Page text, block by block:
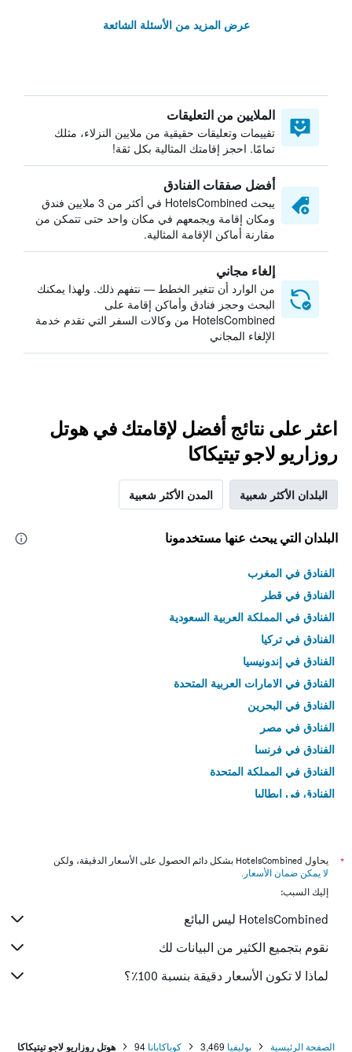
عرض المزيد من الأسئلة الشائعة
الملايين من التعليقات
تقييمات وتعليقات حقيقية من ملايين النزلاء، مثلك
تمامًا. احجز إقامتك المثالية بكل ثقة!
أفضل صفقات الفنادق
يبحث HotelsCombined في أكثر من 3 ملايين فندق
ومكان إقامة ويجمعهم في مكان واحد حتى تتمكن من
مقارنة أماكن الإقامة المثالية.
إلغاء مجاني
من الوارد أن تتغير الخطط — نتفهم ذلك. ولهذا يمكنك
البحث وحجز فنادق وأماكن إقامة على
HotelsCombined من وكالات السفر التي تقدم خدمة
الإلغاء المجاني
اعثر على نتائج أفضل لإقامتك في هوتل
روزاريو لاجو تيتيكاكا
البلدان الأكثر شعبية المدن الأكثر شعبية
البلدان التي يبحث عنها مستخدمونا
الفنادق في المغرب
الفنادق في قطر
الفنادق في المملكة العربية السعودية
الفنادق في تركيا
الفنادق في إندونيسيا
الفنادق في الامارات العربية المتحدة
الفنادق في البحرين
الفنادق في مصر
الفنادق في فرنسا
الفنادق في المملكة المتحدة
الفنادق في إيطاليا
*
يحاول HotelsCombined بشكل دائم الحصول على الأسعار الدقيقة، ولكن
لا يمكن ضمان الأسعار .
إليك السبب:
HotelsCombined ليس البائع
نقوم بتجميع الكثير من البيانات لك
لماذا لا تكون الأسعار دقيقة بنسبة 100٪؟
الصفحة الرئيسية بوليفيا 3,469 كوباكابانا 94 هوتل روزاريو لاجو تيتيكاكا